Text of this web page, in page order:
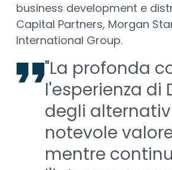
business development e
Capital Partners, Morgan
International Group.
"La profonda
l'esperienza di
degli
notevole
mentre